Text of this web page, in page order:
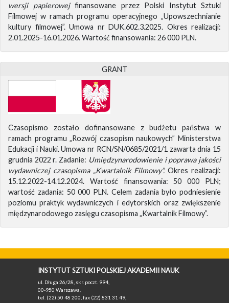
wersji papierowejfinansowane przez Polski Instytut Sztuki
Filmowej w ramach programu operacyjnego „Upowszechnianie
kultury filmowej”. Umowa nr DUK.602.3.2025. Okres realizacji:
2.01.2025-16.01.2026. Wartość finansowania: 26 000 PLN.
GRANT
Czasopismo zostało dofinansowane z budżetu państwa w
ramach programu „Rozwój czasopism naukowych” Ministerstwa
Edukacji i Nauki. Umowa nr RCN/SN/0685/2021/1 zawarta dnia 15
grudnia 2022 r. Zadanie: Umiędzynarodowienie i poprawa jakości
wydawniczej czasopisma „Kwartalnik Filmowy”.Okres realizacji:
15.12.2022-14.12.2024. Wartość finansowania: 50 000 PLN;
wartość zadania: 50 000 PLN. Celem zadania było podniesienie
poziomu praktyk wydawniczych i edytorskich oraz zwiększenie
międzynarodowego zasięgu czasopisma „Kwartalnik Filmowy”.
INSTYTUT SZTUKI POLSKIEJ AKADEMII NAUK
ul. Długa 26/28, skr. poczt. 994,
00-950 Warszawa,
tel. (22) 50 48 200, fax (22) 831 31 49,